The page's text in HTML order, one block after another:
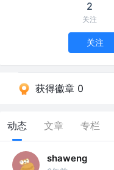
2
关注
关注
获得徽章 0
动态 文章 专栏
shaweng